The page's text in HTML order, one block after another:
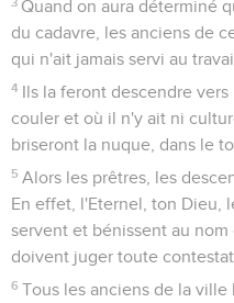
Quand on aura déterminé
du cadavre, les anciens de
qui n'ait jamais servi au
4 Ils la feront descendre
couler et où il n'y ait ni
briseront la nuque, dans le
5 Alors les prêtres, les
En effet, l'Eternel, ton Dieu,
servent et bénissent au
doivent juger toute
6 Tous les anciens de la